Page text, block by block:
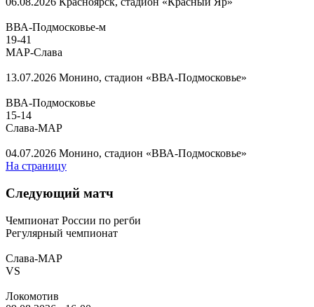
ВВА-Подмосковье-м
19-41
МАР-Слава
13.07.2026 Монино, стадион «ВВА-Подмосковье»
ВВА-Подмосковье
15-14
Слава-МАР
04.07.2026 Монино, стадион «ВВА-Подмосковье»
На страницу
Следующий матч
Чемпионат России по регби
Регулярный чемпионат
Слава-МАР
VS
Локомотив